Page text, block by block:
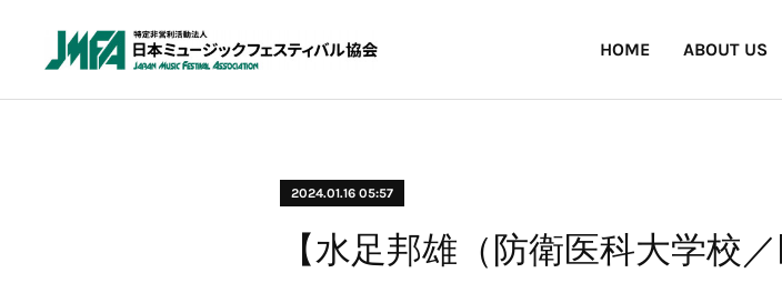
HOME ABOUT US
2024.01.16 05:57
【水足邦雄（防衛医科大学校